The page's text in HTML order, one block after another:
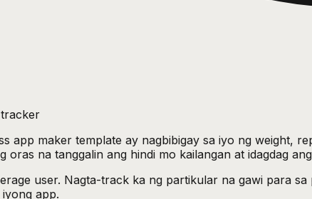
app maker template ay nagbibigay sa iyo ng weight,
oras na tanggalin ang hindi mo kailangan at idagdag
user. Nagta-track ka ng partikular na gawi para
app.